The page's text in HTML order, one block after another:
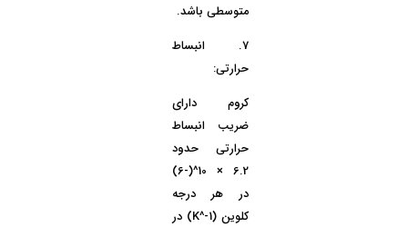
متوسطی باشد.
7.
انبساط
حرارتی:
کروم دارای
ضریب انبساط
حرارتی حدود
6.2 × 10^(-6)
در هر درجه
کلوین (K^-1) در